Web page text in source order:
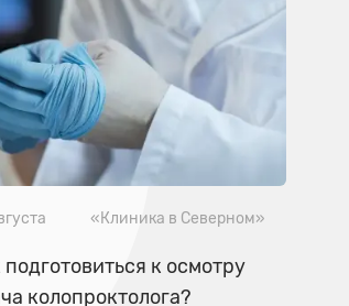
«Клиника в Северном»
подготовиться к осмотру
колопроктолога?